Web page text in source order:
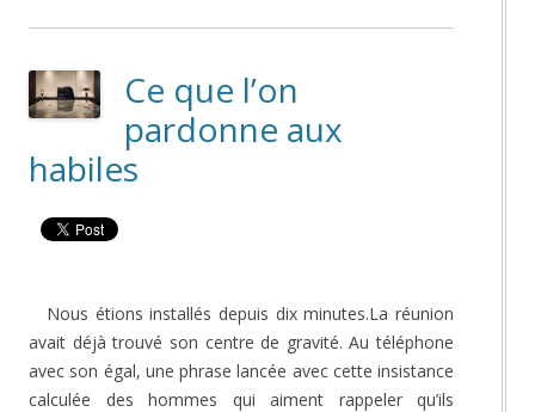
Ce que l’on
pardonne aux
habiles
Nous étions installés depuis dix minutes.La réunion
avait déjà trouvé son centre de gravité. Au téléphone
avec son égal, une phrase lancée avec cette insistance
calculée des hommes qui aiment rappeler qu’ils